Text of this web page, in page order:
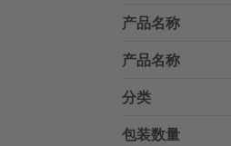
产品名称
产品名称
分类
包装数量